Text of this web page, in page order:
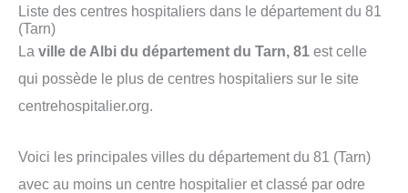
Liste des centres hospitaliers dans le département du 81
(Tarn)
La ville de Albi du département du Tarn, 81 est celle
qui possède le plus de centres hospitaliers sur le site
centrehospitalier.org.
Voici les principales villes du département du 81 (Tarn)
avec au moins un centre hospitalier et classé par odre